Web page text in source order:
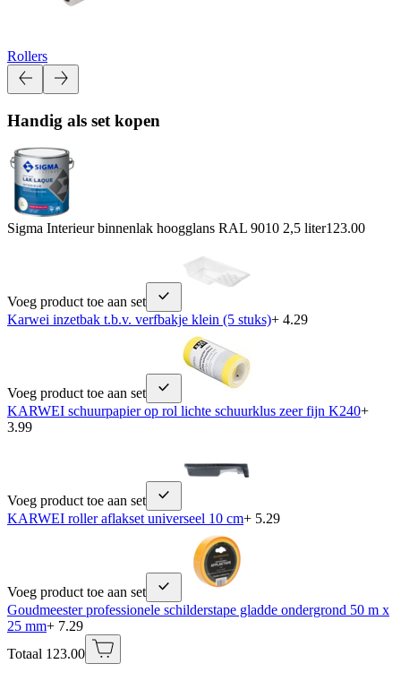
Rollers
Handig als set kopen
Sigma Interieur binnenlak hoogglans RAL 9010 2,5 liter123.00
Voeg product toe aan set
Karwei inzetbak t.b.v. verfbakje klein (5 stuks)+ 4.29
Voeg product toe aan set
KARWEI schuurpapier op rol lichte schuurklus zeer fijn K240+
3.99
Voeg product toe aan set
KARWEI roller aflakset universeel 10 cm+ 5.29
Voeg product toe aan set
Goudmeester professionele schilderstape gladde ondergrond 50 m x
25 mm+ 7.29
Totaal 123.00